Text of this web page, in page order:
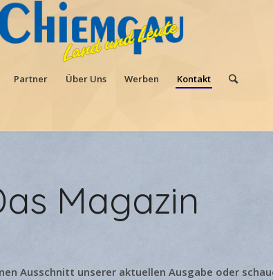
Partner Über Uns Werben Kontakt
Magazin
Ausschnitt unserer aktuellen Ausgabe oder